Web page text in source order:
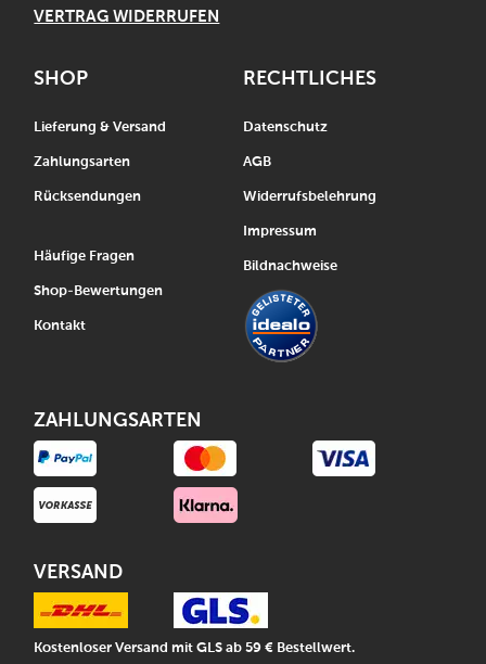
VERTRAG WIDERRUFEN
SHOP
Lieferung & Versand
Zahlungsarten
Rücksendungen
Häufige Fragen
Shop-Bewertungen
Kontakt
RECHTLICHES
Datenschutz
AGB
Widerrufsbelehrung
Impressum
Bildnachweise
ZAHLUNGSARTEN
VERSAND
Kostenloser Versand mit GLS ab 59 € Bestellwert.